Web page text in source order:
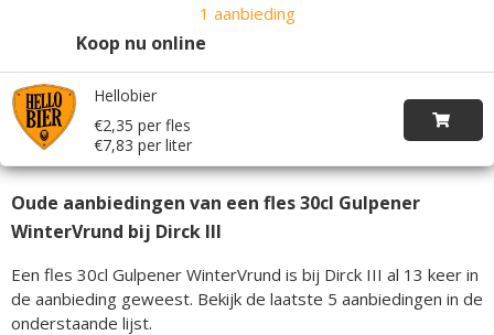
1 aanbieding
Koop nu online
Hellobier
€2,35 per fles
€7,83 per liter
Oude aanbiedingen van een fles 30cl Gulpener
WinterVrund bij Dirck III
Een fles 30cl Gulpener WinterVrund is bij Dirck III al 13 keer in
de aanbieding geweest. Bekijk de laatste 5 aanbiedingen in de
onderstaande lijst.